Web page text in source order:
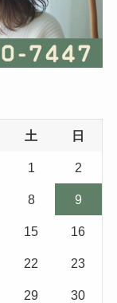
土 日
1 2
8 9
15 16
22 23
29 30